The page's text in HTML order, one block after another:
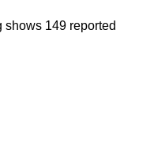
149 reported